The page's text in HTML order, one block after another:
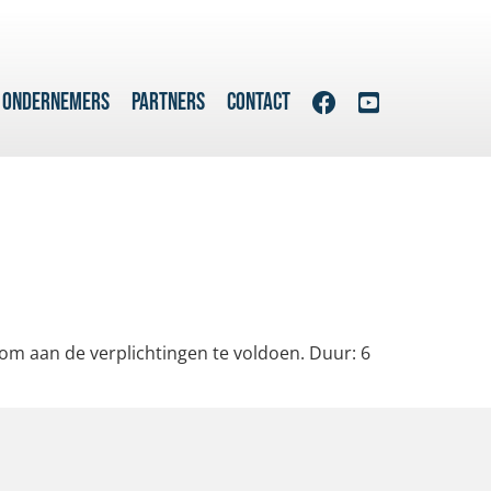
PARTNERS CONTACT
aan de verplichtingen te voldoen. Duur: 6